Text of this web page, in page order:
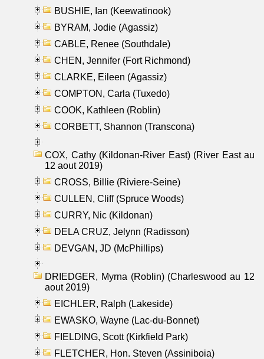
BUSHIE, Ian (Keewatinook)
BYRAM, Jodie (Agassiz)
CABLE, Renee (Southdale)
CHEN, Jennifer (Fort Richmond)
CLARKE, Eileen (Agassiz)
COMPTON, Carla (Tuxedo)
COOK, Kathleen (Roblin)
CORBETT, Shannon (Transcona)
COX, Cathy (Kildonan-River East) (River East au
12 aout 2019)
CROSS, Billie (Riviere-Seine)
CULLEN, Cliff (Spruce Woods)
CURRY, Nic (Kildonan)
DELA CRUZ, Jelynn (Radisson)
DEVGAN, JD (McPhillips)
DRIEDGER, Myrna (Roblin) (Charleswood au 12
aout 2019)
EICHLER, Ralph (Lakeside)
EWASKO, Wayne (Lac-du-Bonnet)
FIELDING, Scott (Kirkfield Park)
FLETCHER, Hon. Steven (Assiniboia)